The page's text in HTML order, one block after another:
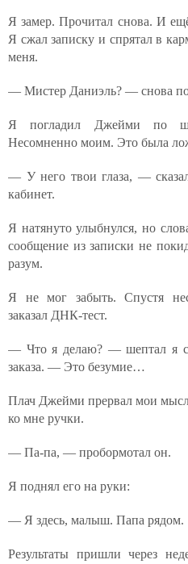
Я замер. Прочитал снова. И
Я сжал записку и спрятал в
меня.
— Мистер Даниэль? — снова
Я погладил Джейми по
Несомненно моим. Это была
— У него твои глаза, —
кабинет.
Я натянуто улыбнулся, но
сообщение из записки не
разум.
Я не мог забыть. Спустя
заказал ДНК-тест.
— Что я делаю? — шептал я
заказа. — Это безумие…
Плач Джейми прервал мои
ко мне ручки.
— Па-па, — пробормотал он.
Я поднял его на руки:
— Я здесь, малыш. Папа рядом.
Результаты пришли через